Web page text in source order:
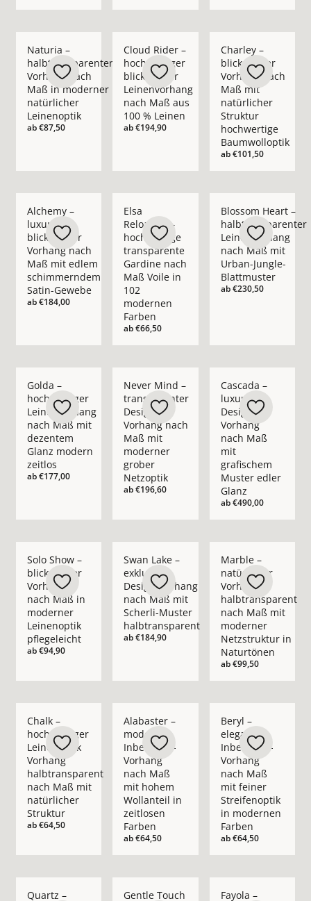
Naturia –
halbtransparenter
Vorhang nach
Maß in moderner
natürlicher
Leinenoptik
ab€87,50
Cloud Rider –
hochwertiger
blickdichter
Leinenvorhang
nach Maß aus
100 % Leinen
ab€194,90
Charley –
blickdichter
Vorhang nach
Maß mit
natürlicher
Struktur
hochwertige
Baumwolloptik
ab€101,50
Alchemy –
luxuriöser
blickdichter
Vorhang nach
Maß mit edlem
schimmerndem
Satin-Gewebe
ab€184,00
Elsa
Reloaded –
hochwertige
transparente
Gardine nach
Maß Voile in
102
modernen
Farben
ab€66,50
Blossom Heart –
halbtransparenter
Leinenvorhang
nach Maß mit
Urban-Jungle-
Blattmuster
ab€230,50
Golda –
hochwertiger
Leinenvorhang
nach Maß mit
dezentem
Glanz modern
zeitlos
ab€177,00
Never Mind –
transparenter
Design-
Vorhang nach
Maß mit
moderner
grober
Netzoptik
ab€196,60
Cascada –
luxuriöser
Design-
Vorhang
nach Maß
mit
grafischem
Muster edler
Glanz
ab€490,00
Solo Show –
blickdichter
Vorhang
nach Maß in
moderner
Leinenoptik
pflegeleicht
ab€94,90
Swan Lake –
exklusiver
Design-Vorhang
nach Maß mit
Scherli-Muster
halbtransparent
ab€184,90
Marble –
natürlicher
Vorhang
halbtransparent
nach Maß mit
moderner
Netzstruktur in
Naturtönen
ab€99,50
Chalk –
hochwertiger
Leinenoptik
Vorhang
halbtransparent
nach Maß mit
natürlicher
Struktur
ab€64,50
Alabaster –
moderner
Inbetween-
Vorhang
nach Maß
mit hohem
Wollanteil in
zeitlosen
Farben
ab€64,50
Beryl –
eleganter
Inbetween-
Vorhang
nach Maß
mit feiner
Streifenoptik
in modernen
Farben
ab€64,50
Quartz – Gentle Touch Fayola –